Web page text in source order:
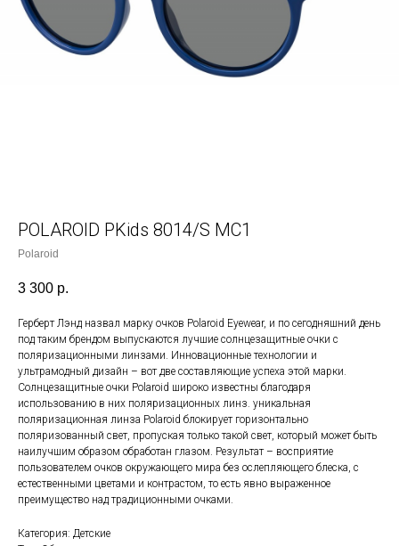
POLAROID PKids 8014/S MC1
Polaroid
3 300 р.
Герберт Лэнд назвал марку очков Polaroid Eyewear, и по сегодняшний день
под таким брендом выпускаются лучшие солнцезащитные очки с
поляризационными линзами. Инновационные технологии и
ультрамодный дизайн – вот две составляющие успеха этой марки.
Солнцезащитные очки Polaroid широко известны благодаря
использованию в них поляризационных линз. уникальная
поляризационная линза Polaroid блокирует горизонтально
поляризованный свет, пропуская только такой свет, который может быть
наилучшим образом обработан глазом. Результат – восприятие
пользователем очков окружающего мира без ослепляющего блеска, с
естественными цветами и контрастом, то есть явно выраженное
преимущество над традиционными очками.
Категория: Детские